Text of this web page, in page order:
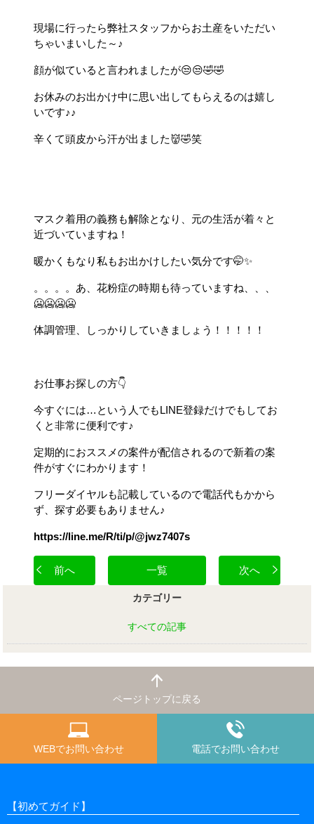
現場に行ったら弊社スタッフからお土産をいただい
ちゃいまいした～♪
顔が似ていると言われましたが😒😒🤣🤣
お休みのお出かけ中に思い出してもらえるのは嬉し
いです♪♪
辛くて頭皮から汗が出ました👹🤣笑
マスク着用の義務も解除となり、元の生活が着々と
近づいていますね！
暖かくもなり私もお出かけしたい気分です🤭✨
。。。。あ、花粉症の時期も待っていますね、、、
🥶🥶🥶🥶
体調管理、しっかりしていきましょう！！！！！
お仕事お探しの方👇
今すぐには…という人でもLINE登録だけでもしてお
くと非常に便利です♪
定期的におススメの案件が配信されるので新着の案
件がすぐにわかります！
フリーダイヤルも記載しているので電話代もかから
ず、探す必要もありません♪
https://line.me/R/ti/p/@jwz7407s
前へ 一覧 次へ
カテゴリー
すべての記事
ページトップに戻る
WEBでお問い合わせ 電話でお問い合わせ
【初めてガイド】